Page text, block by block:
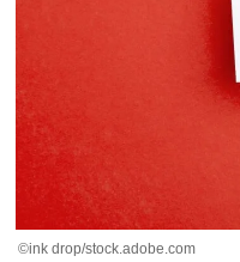
©ink drop/stock.adobe.com